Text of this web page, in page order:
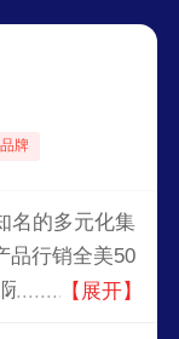
牌
名的多元化集
品行销全美50
有限公司【展开】